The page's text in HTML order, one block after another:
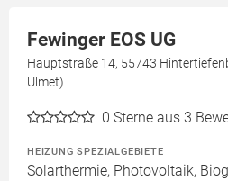
Fewinger EOS UG
Hauptstraße 14, 55743
Ulmet)
0 Sterne aus 3
HEIZUNG SPEZIALGEBIETE
Solarthermie, Photovoltaik,